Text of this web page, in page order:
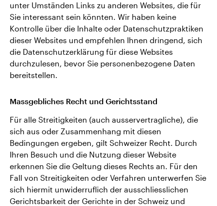
unter Umständen Links zu anderen Websites, die für
Sie interessant sein könnten. Wir haben keine
Kontrolle über die Inhalte oder Datenschutzpraktiken
dieser Websites und empfehlen Ihnen dringend, sich
die Datenschutzerklärung für diese Websites
durchzulesen, bevor Sie personenbezogene Daten
bereitstellen.
Massgebliches Recht und Gerichtsstand
Für alle Streitigkeiten (auch ausservertragliche), die
sich aus oder Zusammenhang mit diesen
Bedingungen ergeben, gilt Schweizer Recht. Durch
Ihren Besuch und die Nutzung dieser Website
erkennen Sie die Geltung dieses Rechts an. Für den
Fall von Streitigkeiten oder Verfahren unterwerfen Sie
sich hiermit unwiderruflich der ausschliesslichen
Gerichtsbarkeit der Gerichte in der Schweiz und